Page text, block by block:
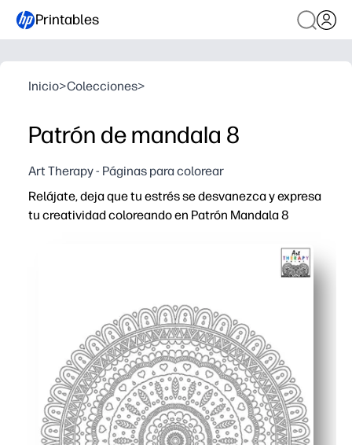
Printables
Inicio>Colecciones>
Patrón de mandala 8
Art Therapy - Páginas para colorear
Relájate, deja que tu estrés se desvanezca y expresa
tu creatividad coloreando en Patrón Mandala 8
Obtienes una actividad sin preparación, impresión y
Aumenta el enfoque, la paciencia y las habilidades
Puede imprimir tantos como necesite para